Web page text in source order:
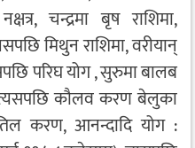
चन्द्रमा बृष राशिमा,
मिथुन राशिमा, वरीयान्
परिघ योग , सुरुमा बालब
कौलव करण बेलुका
करण, आनन्दादि योग :